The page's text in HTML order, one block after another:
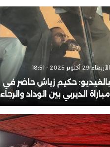
الأربعاء 29 أكتوبر 2025 - 18:51
بالفيديو: حكيم زياش حاضر في
مباراة الديربي بين الوداد والرجاء